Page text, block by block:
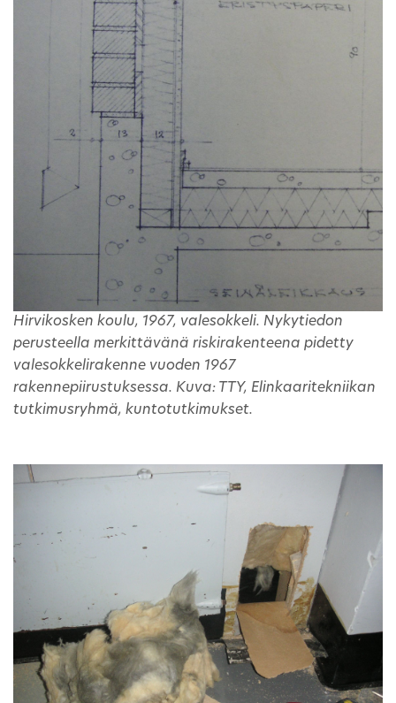
Hirvikosken koulu, 1967, valesokkeli. Nykytiedon
perusteella merkittävänä riskirakenteena pidetty
valesokkelirakenne vuoden 1967
rakennepiirustuksessa. Kuva: TTY, Elinkaaritekniikan
tutkimusryhmä, kuntotutkimukset.